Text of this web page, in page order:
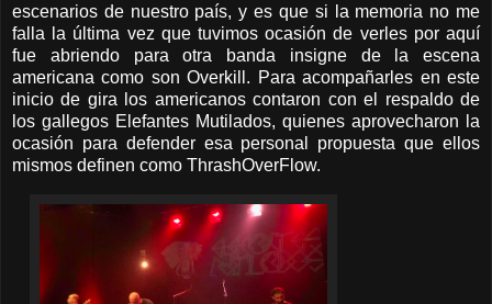
escenarios de nuestro país, y es que si la memoria no me
falla la última vez que tuvimos ocasión de verles por aquí
fue abriendo para otra banda insigne de la escena
americana como son Overkill. Para acompañarles en este
inicio de gira los americanos contaron con el respaldo de
los gallegos Elefantes Mutilados, quienes aprovecharon la
ocasión para defender esa personal propuesta que ellos
mismos definen como ThrashOverFlow.